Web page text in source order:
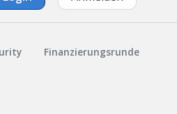
Finanzierungsrunde